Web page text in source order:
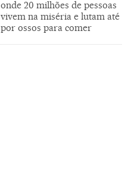
onde 20 milhões de pessoas
vivem na miséria e lutam até
por ossos para comer